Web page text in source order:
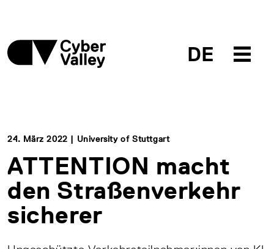
DE
24. März 2022 | University of Stuttgart
ATTENTION macht
den Straßenverkehr
sicherer